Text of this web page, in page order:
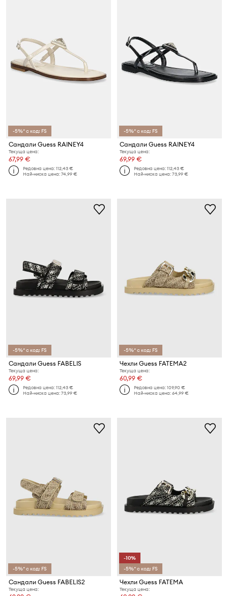
-5%* с код: FS
Сандали Guess RAINEY4
Текуща цена:
67,99 €
Редовна цена:112,43 €
Най-ниска цена:74,99 €
-5%* с код: FS
Сандали Guess RAINEY4
Текуща цена:
69,99 €
Редовна цена:112,43 €
Най-ниска цена:73,99 €
-5%* с код: FS
Сандали Guess FABELIS
Текуща цена:
69,99 €
Редовна цена:112,43 €
Най-ниска цена:73,99 €
-5%* с код: FS
Чехли Guess FATEMA2
Текуща цена:
60,99 €
Редовна цена:109,90 €
Най-ниска цена:64,99 €
-5%* с код: FS
Сандали Guess FABELIS2
Текуща цена:
-10%
-5%* с код: FS
Чехли Guess FATEMA
Текуща цена: